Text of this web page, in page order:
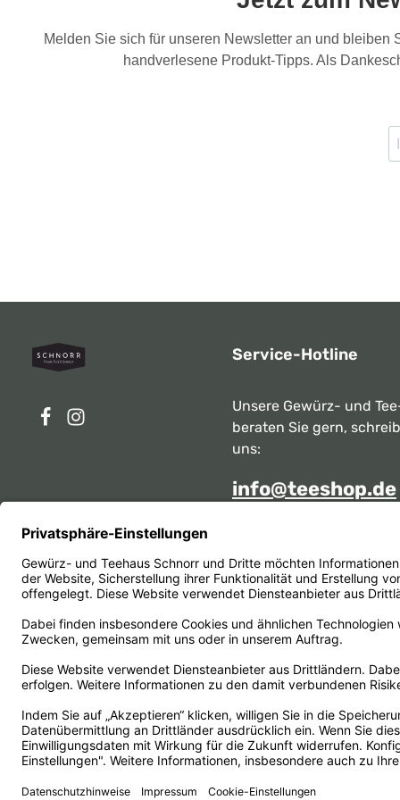
Melden Sie sich für unseren Newsletter an und
handverlesene Produkt-Tipps. Als
Service-Hotline
Unsere Gewürz- und
beraten Sie gern,
uns:
info@teeshop.de
Mo - Sa zwischen 10:00
unter:
Vertrag widerrufen